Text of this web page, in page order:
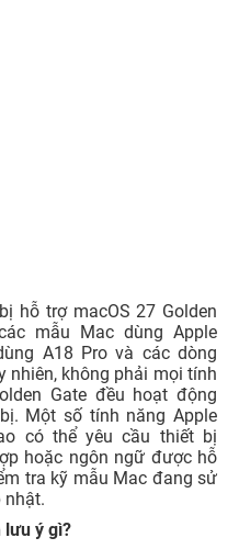
hỗ trợ macOS 27 Golden
mẫu Mac dùng Apple
A18 Pro và các dòng
nhiên, không phải mọi tính
Gate đều hoạt động
Một số tính năng Apple
có thể yêu cầu thiết bị
hoặc ngôn ngữ được hỗ
tra kỹ mẫu Mac đang sử
nhật.
lưu ý gì?